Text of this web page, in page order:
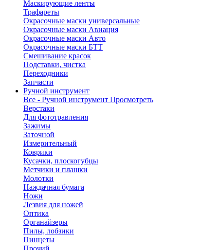
Маскирующие ленты
Трафареты
Окрасочные маски универсальные
Окрасочные маски Авиация
Окрасочные маски Авто
Окрасочные маски БТТ
Смешивание красок
Подставки, чистка
Переходники
Запчасти
Ручной инструмент
Все - Ручной инструмент Просмотреть
Верстаки
Для фототравления
Зажимы
Заточной
Измерительный
Коврики
Кусачки, плоскогубцы
Метчики и плашки
Молотки
Наждачная бумага
Ножи
Лезвия для ножей
Оптика
Органайзеры
Пилы, лобзики
Пинцеты
Прочий